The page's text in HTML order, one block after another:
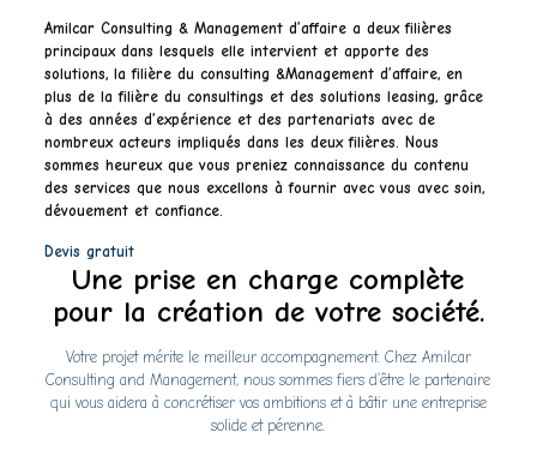
Amilcar Consulting & Management d’affairea deux filières
principaux dans lesquels elle intervient et apporte des
solutions, la filière du consulting &Management d’affaire, en
plus de la filière du consultings et des solutions leasing, grâce
à des années d’expérience et des partenariats avec de
nombreux acteurs impliqués dans les deux filières. Nous
sommes heureux que vous preniez connaissance du contenu
des services que nous excellons à fournir avec vous avec soin,
dévouement et confiance.
Devis gratuit
Une prise en charge complète
pour la création de votre société.
Votre projet mérite le meilleur accompagnement. Chez Amilcar
Consulting and Management, nous sommes fiers d’être le partenaire
qui vous aidera à concrétiser vos ambitions et à bâtir une entreprise
solide et pérenne.